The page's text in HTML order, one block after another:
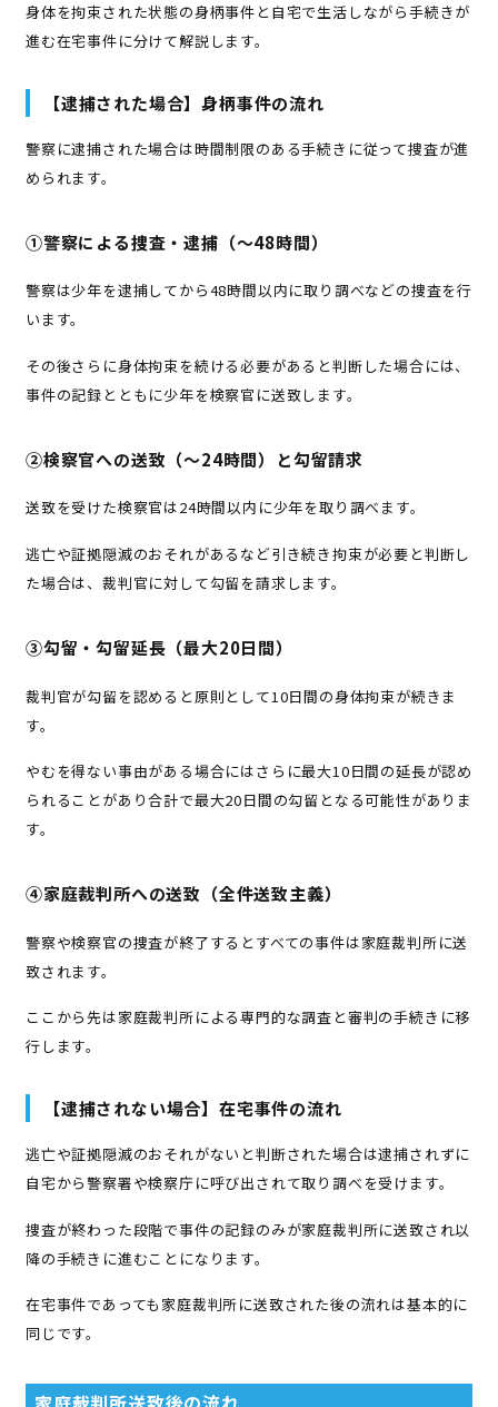
身体を拘束された状態の身柄事件と自宅で生活しながら手続きが
進む在宅事件に分けて解説します。
【逮捕された場合】身柄事件の流れ
警察に逮捕された場合は時間制限のある手続きに従って捜査が進
められます。
①警察による捜査・逮捕（〜48時間）
警察は少年を逮捕してから48時間以内に取り調べなどの捜査を行
います。
その後さらに身体拘束を続ける必要があると判断した場合には、
事件の記録とともに少年を検察官に送致します。
②検察官への送致（〜24時間）と勾留請求
送致を受けた検察官は24時間以内に少年を取り調べます。
逃亡や証拠隠滅のおそれがあるなど引き続き拘束が必要と判断し
た場合は、裁判官に対して勾留を請求します。
③勾留・勾留延長（最大20日間）
裁判官が勾留を認めると原則として10日間の身体拘束が続きま
す。
やむを得ない事由がある場合にはさらに最大10日間の延長が認め
られることがあり合計で最大20日間の勾留となる可能性がありま
す。
④家庭裁判所への送致（全件送致主義）
警察や検察官の捜査が終了するとすべての事件は家庭裁判所に送
致されます。
ここから先は家庭裁判所による専門的な調査と審判の手続きに移
行します。
【逮捕されない場合】在宅事件の流れ
逃亡や証拠隠滅のおそれがないと判断された場合は逮捕されずに
自宅から警察署や検察庁に呼び出されて取り調べを受けます。
捜査が終わった段階で事件の記録のみが家庭裁判所に送致され以
降の手続きに進むことになります。
在宅事件であっても家庭裁判所に送致された後の流れは基本的に
同じです。